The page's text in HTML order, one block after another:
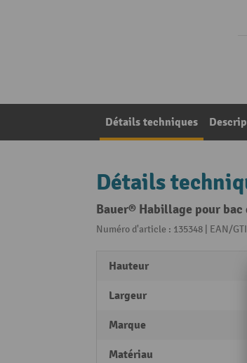
Détails techniques
Détails
Bauer® Habillage pour
Numéro d'article : 135348 | EAN/
Hauteur
Largeur
Marque
Matériau